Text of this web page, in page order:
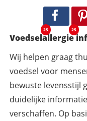
25 25
Voedselallergie
Wij helpen graag
voedsel voor
bewuste levensstijl
duidelijke
verschaffen. Op